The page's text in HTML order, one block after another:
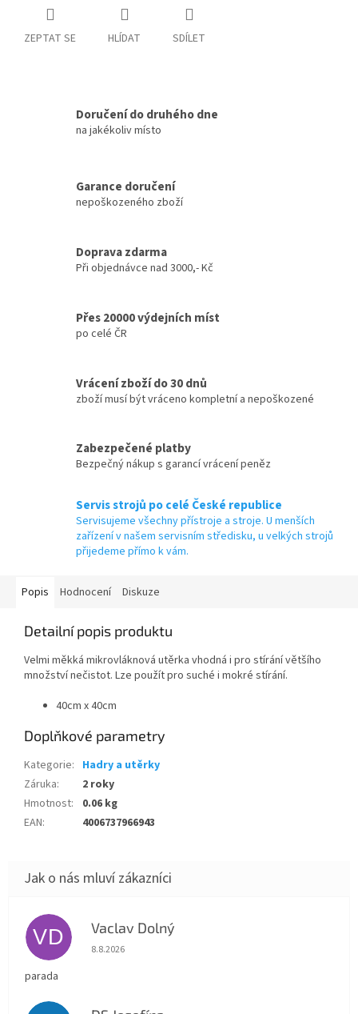
ZEPTAT SE HLÍDAT SDÍLET
Doručení do druhého dne
na jakékoliv místo
Garance doručení
nepoškozeného zboží
Doprava zdarma
Při objednávce nad 3000,- Kč
Přes 20000 výdejních míst
po celé ČR
Vrácení zboží do 30 dnů
zboží musí být vráceno kompletní a nepoškozené
Zabezpečené platby
Bezpečný nákup s garancí vrácení peněz
Servis strojů po celé České republice
Servisujeme všechny přístroje a stroje. U menších
zařízení v našem servisním středisku, u velkých strojů
přijedeme přímo k vám.
Popis Hodnocení Diskuze
Detailní popis produktu
Velmi měkká mikrovláknová utěrka vhodná i pro stírání většího
množství nečistot. Lze použít pro suché i mokré stírání.
40cm x 40cm
Doplňkové parametry
Kategorie: Hadry a utěrky
Záruka:
2 roky
Hmotnost:
0.06 kg
EAN: 4006737966943
VD Vaclav Dolný
Hodnocení obchodu je 5 z 5 hvězdiček.
8.8.2026
parada